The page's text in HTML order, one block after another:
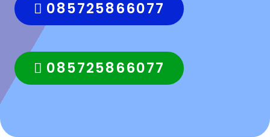
085725866077
085725866077